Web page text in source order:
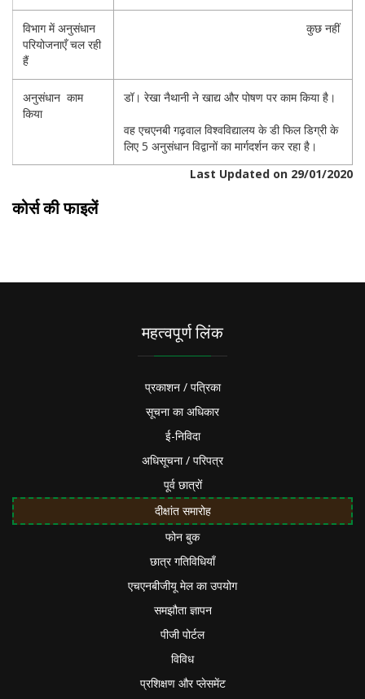
विभाग में अनुसंधान
परियोजनाएँ चल रही
हैं
कुछ नहीं
अनुसंधान काम
किया
डॉ। रेखा नैथानी ने खाद्य और पोषण पर काम किया है।
वह एचएनबी गढ़वाल विश्वविद्यालय के डी फिल डिग्री के
लिए 5 अनुसंधान विद्वानों का मार्गदर्शन कर रहा है।
Last Updated on 29/01/2020
कोर्स की फाइलें
महत्वपूर्ण लिंक
प्रकाशन / पत्रिका
सूचना का अधिकार
ई-निविदा
अधिसूचना / परिपत्र
पूर्व छात्रों
दीक्षांत समारोह
फोन बुक
छात्र गतिविधियाँ
एचएनबीजीयू मेल का उपयोग
समझौता ज्ञापन
पीजी पोर्टल
विविध
प्रशिक्षण और प्लेसमेंट